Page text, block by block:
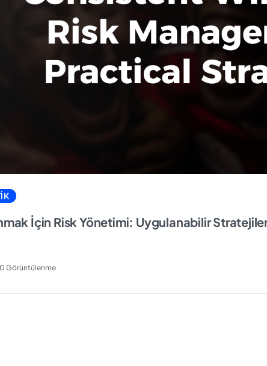
İçin Risk Yönetimi: Uygulanabilir
Görüntülenme